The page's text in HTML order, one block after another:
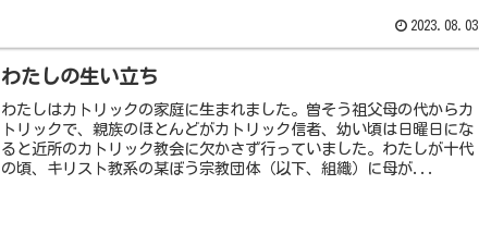
2023.08.03
わたしの生い立ち
わたしはカトリックの家庭に生まれました。曽そう祖父母の代からカ
トリックで、親族のほとんどがカトリック信者、幼い頃は日曜日にな
ると近所のカトリック教会に欠かさず行っていました。わたしが十代
の頃、キリスト教系の某ぼう宗教団体（以下、組織）に母が...